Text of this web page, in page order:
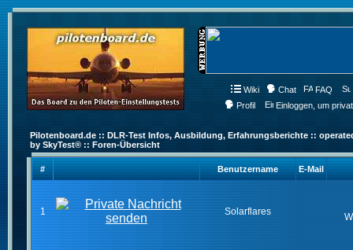
Wiki Chat FAQ
Profil
Einloggen, um
Pilotenboard.de :: DLR-Test Infos, Ausbildung, Erfahrungsberichte ::
by SkyTest® :: Foren-Übersicht
# Benutzername E-Mail
1 Solarflares